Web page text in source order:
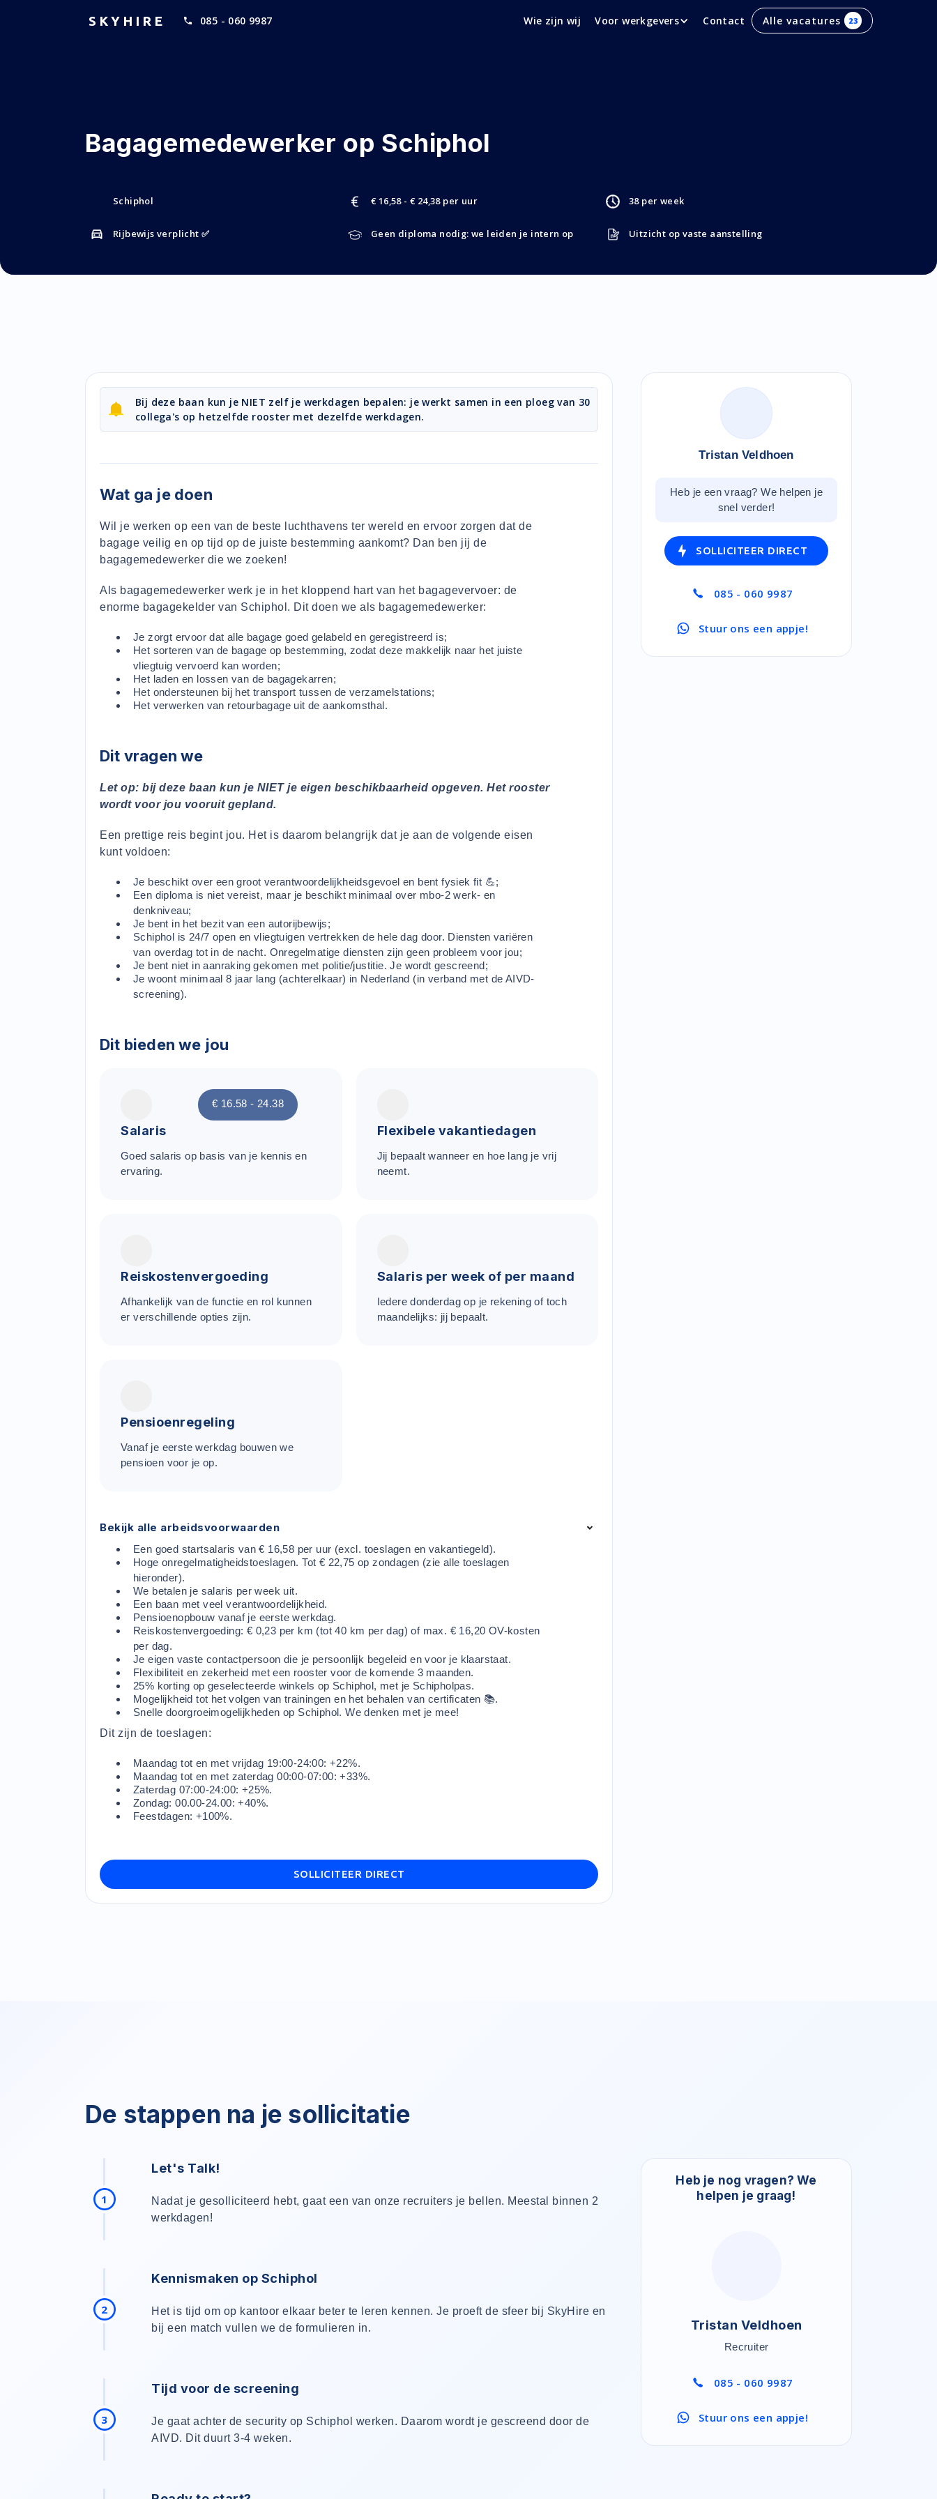
SKYHIRE 085 - 060 9987 Wie zijn wij Voor werkgevers Contact Alle vacatures 23
Bagagemedewerker op Schiphol
Schiphol € 16,58 - € 24,38 per uur 38 per week
Rijbewijs verplicht ✅ Geen diploma nodig: we leiden je intern op Uitzicht op vaste aanstelling
Bij deze baan kun je NIET zelf je werkdagen bepalen: je werkt samen in een ploeg van 30
collega's op hetzelfde rooster met dezelfde werkdagen.
Wat ga je doen
Wil je werken op een van de beste luchthavens ter wereld en ervoor zorgen dat de
bagage veilig en op tijd op de juiste bestemming aankomt? Dan ben jij de
bagagemedewerker die we zoeken!
Als bagagemedewerker werk je in het kloppend hart van het bagagevervoer: de
enorme bagagekelder van Schiphol. Dit doen we als bagagemedewerker:
Je zorgt ervoor dat alle bagage goed gelabeld en geregistreerd is;
Het sorteren van de bagage op bestemming, zodat deze makkelijk naar het juiste
vliegtuig vervoerd kan worden;
Het laden en lossen van de bagagekarren;
Het ondersteunen bij het transport tussen de verzamelstations;
Het verwerken van retourbagage uit de aankomsthal.
Dit vragen we
Let op: bij deze baan kun je NIET je eigen beschikbaarheid opgeven. Het rooster
wordt voor jou vooruit gepland.
Een prettige reis begint jou. Het is daarom belangrijk dat je aan de volgende eisen
kunt voldoen:
Je beschikt over een groot verantwoordelijkheidsgevoel en bent fysiek fit 💪;
Een diploma is niet vereist, maar je beschikt minimaal over mbo-2 werk- en
denkniveau;
Je bent in het bezit van een autorijbewijs;
Schiphol is 24/7 open en vliegtuigen vertrekken de hele dag door. Diensten variëren
van overdag tot in de nacht. Onregelmatige diensten zijn geen probleem voor jou;
Je bent niet in aanraking gekomen met politie/justitie. Je wordt gescreend;
Je woont minimaal 8 jaar lang (achterelkaar) in Nederland (in verband met de AIVD-
screening).
Dit bieden we jou
€ 16.58 - 24.38
Salaris
Goed salaris op basis van je kennis en
ervaring.
Flexibele vakantiedagen
Jij bepaalt wanneer en hoe lang je vrij
neemt.
Reiskostenvergoeding
Afhankelijk van de functie en rol kunnen
er verschillende opties zijn.
Salaris per week of per maand
Iedere donderdag op je rekening of toch
maandelijks: jij bepaalt.
Pensioenregeling
Vanaf je eerste werkdag bouwen we
pensioen voor je op.
Bekijk alle arbeidsvoorwaarden
Een goed startsalaris van € 16,58 per uur (excl. toeslagen en vakantiegeld).
Hoge onregelmatigheidstoeslagen. Tot € 22,75 op zondagen (zie alle toeslagen
hieronder).
We betalen je salaris per week uit.
Een baan met veel verantwoordelijkheid.
Pensioenopbouw vanaf je eerste werkdag.
Reiskostenvergoeding: € 0,23 per km (tot 40 km per dag) of max. € 16,20 OV-kosten
per dag.
Je eigen vaste contactpersoon die je persoonlijk begeleid en voor je klaarstaat.
Flexibiliteit en zekerheid met een rooster voor de komende 3 maanden.
25% korting op geselecteerde winkels op Schiphol, met je Schipholpas.
Mogelijkheid tot het volgen van trainingen en het behalen van certificaten 📚.
Snelle doorgroeimogelijkheden op Schiphol. We denken met je mee!
Dit zijn de toeslagen:
Maandag tot en met vrijdag 19:00-24:00: +22%.
Maandag tot en met zaterdag 00:00-07:00: +33%.
Zaterdag 07:00-24:00: +25%.
Zondag: 00.00-24.00: +40%.
Feestdagen: +100%.
SOLLICITEER DIRECT
Tristan Veldhoen
Heb je een vraag? We helpen je
snel verder!
SOLLICITEER DIRECT
085 - 060 9987
Stuur ons een appje!
De stappen na je sollicitatie
1
Let's Talk!
Nadat je gesolliciteerd hebt, gaat een van onze recruiters je bellen. Meestal binnen 2
werkdagen!
2
Kennismaken op Schiphol
Het is tijd om op kantoor elkaar beter te leren kennen. Je proeft de sfeer bij SkyHire en
bij een match vullen we de formulieren in.
3
Tijd voor de screening
Je gaat achter de security op Schiphol werken. Daarom wordt je gescreend door de
AIVD. Dit duurt 3-4 weken.
Heb je nog vragen? We
helpen je graag!
Tristan Veldhoen
Recruiter
085 - 060 9987
Stuur ons een appje!